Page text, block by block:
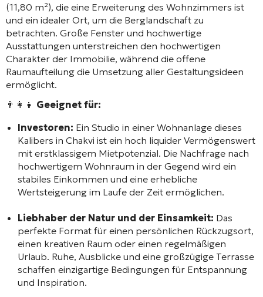
(11,80 m²), die eine Erweiterung des Wohnzimmers ist
und ein idealer Ort, um die Berglandschaft zu
betrachten. Große Fenster und hochwertige
Ausstattungen unterstreichen den hochwertigen
Charakter der Immobilie, während die offene
Raumaufteilung die Umsetzung aller Gestaltungsideen
ermöglicht.
👨‍👩‍👧 Geeignet für:
Investoren: Ein Studio in einer Wohnanlage dieses
Kalibers in Chakvi ist ein hoch liquider Vermögenswert
mit erstklassigem Mietpotenzial. Die Nachfrage nach
hochwertigem Wohnraum in der Gegend wird ein
stabiles Einkommen und eine erhebliche
Wertsteigerung im Laufe der Zeit ermöglichen.
Liebhaber der Natur und der Einsamkeit: Das
perfekte Format für einen persönlichen Rückzugsort,
einen kreativen Raum oder einen regelmäßigen
Urlaub. Ruhe, Ausblicke und eine großzügige Terrasse
schaffen einzigartige Bedingungen für Entspannung
und Inspiration.